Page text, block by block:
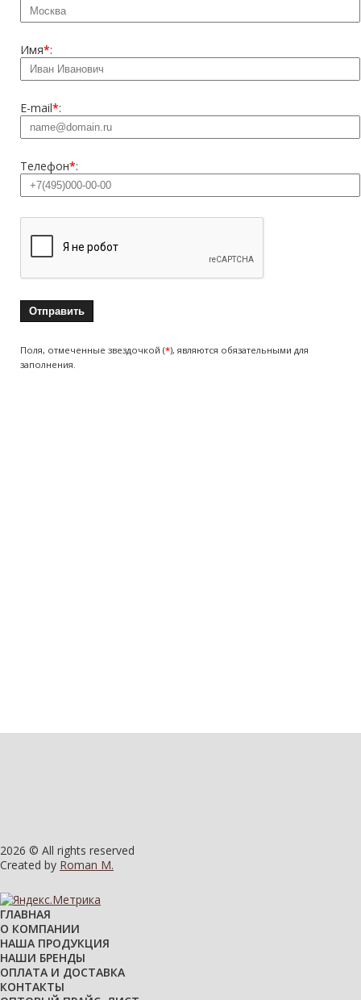
2026 © All rights reserved
Created by Roman M.
ГЛАВНАЯ
О КОМПАНИИ
НАША ПРОДУКЦИЯ
НАШИ БРЕНДЫ
ОПЛАТА И ДОСТАВКА
КОНТАКТЫ
Имя*:
E-mail*:
Телефон*:
Поля, отмеченные звездочкой (*), являются обязательными для
заполнения.